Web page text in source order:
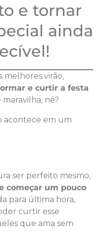
e tornar
ainda
melhores virão,
e curtir a festa
maravilha, né?
acontece em um
ser perfeito mesmo,
começar um pouco
para última hora,
curtir esse
que ama sem